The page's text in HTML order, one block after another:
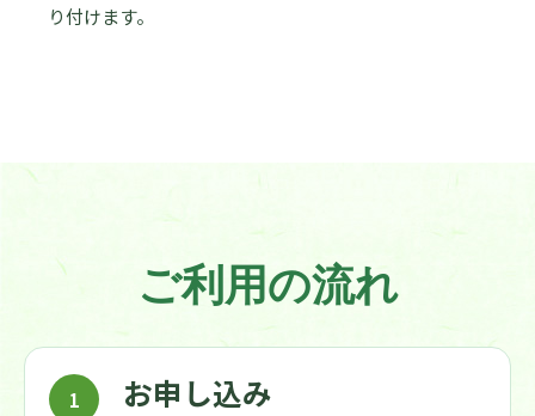
り付けます。
ご利用の流れ
お申し込み